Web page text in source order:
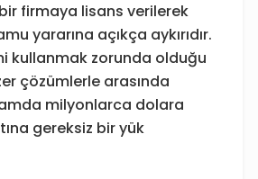
firmaya lisans verilerek
yararına açıkça aykırıdır.
kullanmak zorunda olduğu
çözümlerle arasında
milyonlarca dolara
gereksiz bir yük